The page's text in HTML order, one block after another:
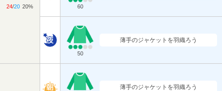
24/20 20% 60
50
薄手のジャケットを羽織ろう
薄手のジャケットを羽織ろう